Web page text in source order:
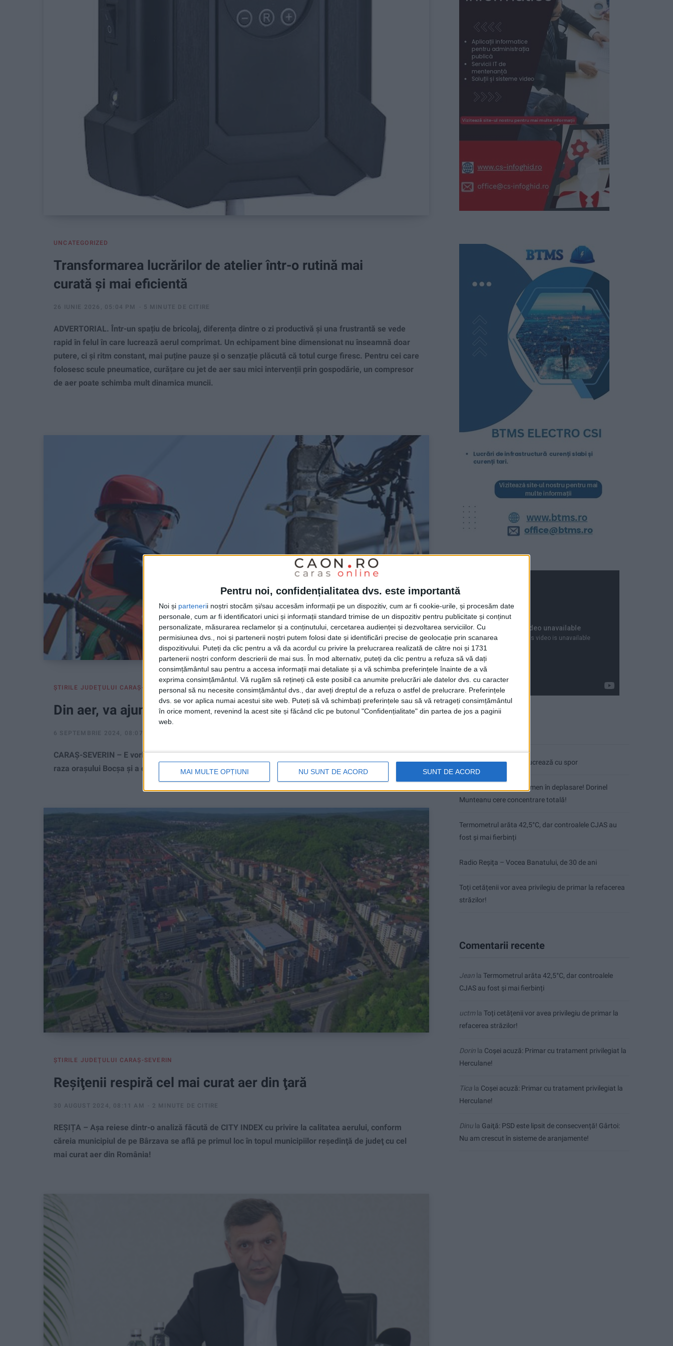
Pentru noi, confidențialitatea dvs. este importantă
Noi și partenerii noștri stocăm și/sau accesăm informații pe un dispozitiv, cum ar fi cookie-urile, și procesăm date
personale, cum ar fi identificatori unici și informații standard trimise de un dispozitiv pentru publicitate și conținut
personalizate, măsurarea reclamelor și a conținutului, cercetarea audienței și dezvoltarea serviciilor. Cu
permisiunea dvs., noi și partenerii noștri putem folosi date și identificări precise de geolocație prin scanarea
dispozitivului. Puteți da clic pentru a vă da acordul cu privire la prelucrarea realizată de către noi și 1731
partenerii noștri conform descrierii de mai sus. În mod alternativ, puteți da clic pentru a refuza să vă dați
consimțământul sau pentru a accesa informații mai detaliate și a vă schimba preferințele înainte de a vă
exprima consimțământul. Vă rugăm să rețineți că este posibil ca anumite prelucrări ale datelor dvs. cu caracter
personal să nu necesite consimțământul dvs., dar aveți dreptul de a refuza o astfel de prelucrare. Preferințele
dvs. se vor aplica numai acestui site web. Puteți să vă schimbați preferințele sau să vă retrageți consimțământul
în orice moment, revenind la acest site și făcând clic pe butonul "Confidențialitate" din partea de jos a paginii
web.
MAI MULTE OPȚIUNI NU SUNT DE ACORD SUNT DE ACORD
UNCATEGORIZED
Transformarea lucrărilor de atelier într-o rutină mai
curată și mai eficientă
26 IUNIE 2026, 05:04 PM 5 MINUTE DE CITIRE
ADVERTORIAL. Într-un spațiu de bricolaj, diferența dintre o zi productivă și una frustrantă se vede
rapid în felul în care lucrează aerul comprimat. Un echipament bine dimensionat nu înseamnă doar
putere, ci și ritm constant, mai puține pauze și o senzație plăcută că totul curge firesc. Pentru cei care
folosesc scule pneumatice, curățare cu jet de aer sau mici intervenții prin gospodărie, un compresor
de aer poate schimba mult dinamica muncii.
ŞTIRILE JUDEŢULUI CARAŞ-SEVERIN
Din aer, va ajunge chiar sub rigolă
6 SEPTEMBRIE 2024, 08:07 AM
CARAȘ-SEVERIN – E vorba despre o linie electrică de 20kV ce urmează a fi supusă modernizării pe
raza orașului Bocșa și a comunelor învecinate!
ŞTIRILE JUDEŢULUI CARAŞ-SEVERIN
Reşiţenii respiră cel mai curat aer din ţară
30 AUGUST 2024, 08:11 AM 2 MINUTE DE CITIRE
REȘIȚA – Așa reiese dintr-o analiză făcută de CITY INDEX cu privire la calitatea aerului, conform
căreia municipiul de pe Bârzava se află pe primul loc în topul municipiilor reşedinţă de judeţ cu cel
mai curat aer din România!
Pe toate șantierele se lucrează cu spor
CSM Reșița, primul examen în deplasare! Dorinel
Munteanu cere concentrare totală!
Termometrul arăta 42,5°C, dar controalele CJAS au
fost și mai fierbinți
Radio Reșița – Vocea Banatului, de 30 de ani
Toți cetățenii vor avea privilegiu de primar la refacerea
străzilor!
Comentarii recente
Jean la Termometrul arăta 42,5°C, dar controalele
CJAS au fost și mai fierbinți
uctmla Toți cetățenii vor avea privilegiu de primar la
refacerea străzilor!
Dorin la Coșei acuză: Primar cu tratament privilegiat la
Herculane!
Tica la Coșei acuză: Primar cu tratament privilegiat la
Herculane!
Dinu la Gaiţă: PSD este lipsit de consecvență! Gârtoi:
Nu am crescut în sisteme de aranjamente!